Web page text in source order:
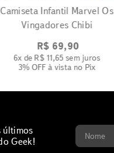
Camiseta Infantil Marvel Os
Vingadores Chibi
R$ 69,90
6x de R$ 11,65 sem juros
3% OFFà vista no Pix
últimos
Geek!